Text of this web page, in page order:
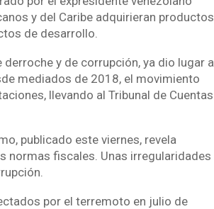
y del Caribe adquirieran productos
de desarrollo.
y de corrupción, ya dio lugar a
mediados de 2018, el movimiento
llevando al Tribunal de Cuentas
publicado este viernes, revela
normas fiscales. Unas irregularidades
por el terremoto en julio de